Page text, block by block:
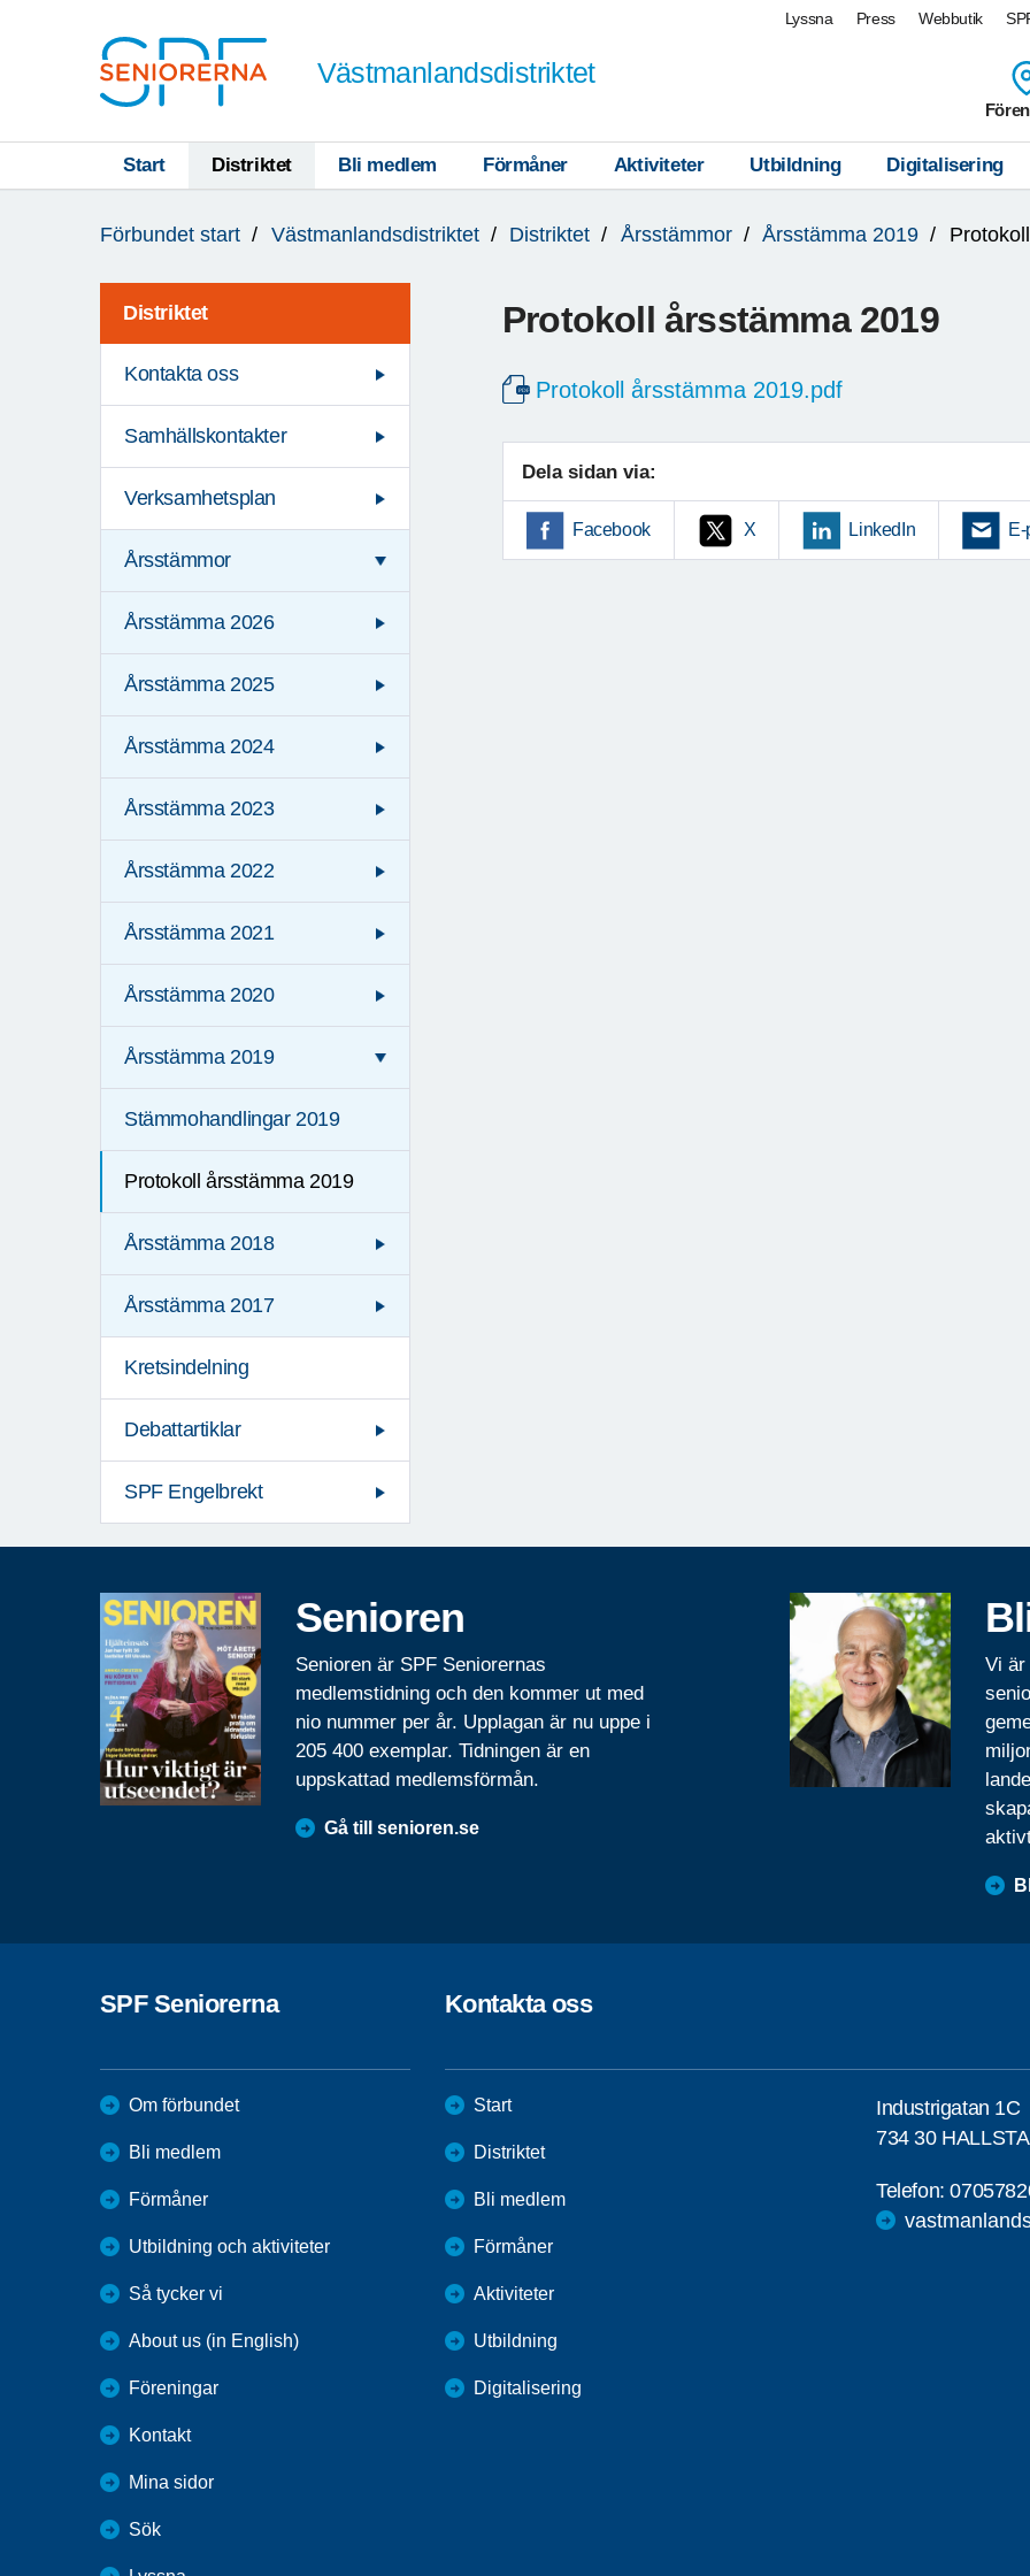
Lyssna Press Webbutik
Västmanlandsdistriktet
Start Distriktet Bli medlem Förmåner Aktiviteter Utbildning Digitalisering
är
Förbundet start Västmanlandsdistriktet Distriktet Årsstämmor Årsstämma 2019
Distriktet
Kontakta oss
Samhällskontakter
Verksamhetsplan
Årsstämmor
Årsstämma 2026
Årsstämma 2025
Årsstämma 2024
Årsstämma 2023
Årsstämma 2022
Årsstämma 2021
Årsstämma 2020
Årsstämma 2019
Stämmohandlingar 2019
Protokoll årsstämma 2019
Årsstämma 2018
Årsstämma 2017
Kretsindelning
Debattartiklar
SPF Engelbrekt
Protokoll årsstämma 2019
Protokoll årsstämma 2019.pdf
Dela sidan via:
Facebook X LinkedIn
Senioren
Senioren är SPF Seniorernas
medlemstidning och den kommer ut med
nio nummer per år. Upplagan är nu uppe i
205 400 exemplar. Tidningen är en
uppskattad medlemsförmån.
Gå till senioren.se
Vi är
SPF Seniorerna
Om förbundet
Bli medlem
Förmåner
Utbildning och aktiviteter
Så tycker vi
About us (in English)
Föreningar
Kontakt
Mina sidor
Sök
Kontakta oss
Start
Distriktet
Bli medlem
Förmåner
Aktiviteter
Utbildning
Digitalisering
Industrigatan 1C
734 30
Telefon: